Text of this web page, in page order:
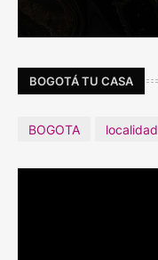
BOGOTÁ TU CASA
BOGOTA localidad